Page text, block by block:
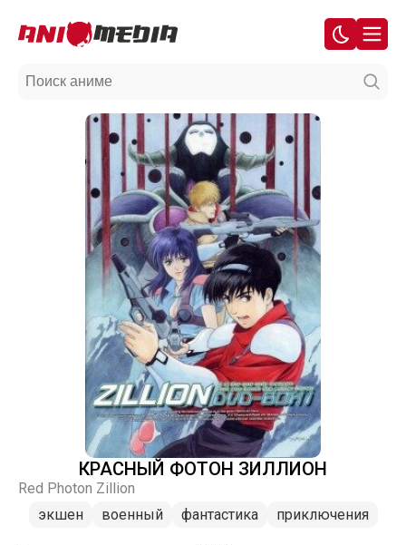
КРАСНЫЙ ФОТОН ЗИЛЛИОН
Red Photon Zillion
экшен
военный фантастика приключения